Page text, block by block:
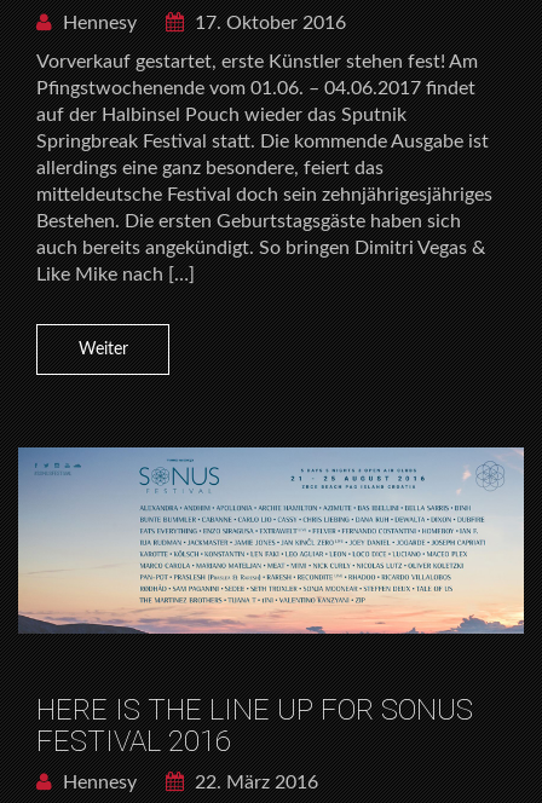
Hennesy
17. Oktober 2016
Vorverkauf gestartet, erste Künstler stehen fest! Am
Pfingstwochenende vom 01.06. – 04.06.2017 findet
auf der Halbinsel Pouch wieder das Sputnik
Springbreak Festival statt. Die kommende Ausgabe ist
allerdings eine ganz besondere, feiert das
mitteldeutsche Festival doch sein zehnjährigesjähriges
Bestehen. Die ersten Geburtstagsgäste haben sich
auch bereits angekündigt. So bringen Dimitri Vegas &
Like Mike nach […]
Weiter
HERE IS THE LINE UP FOR SONUS
FESTIVAL 2016
Hennesy
22. März 2016